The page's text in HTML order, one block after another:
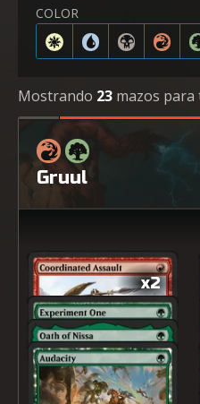
COLOR
Mostrando 23 mazos
Gruul
x2